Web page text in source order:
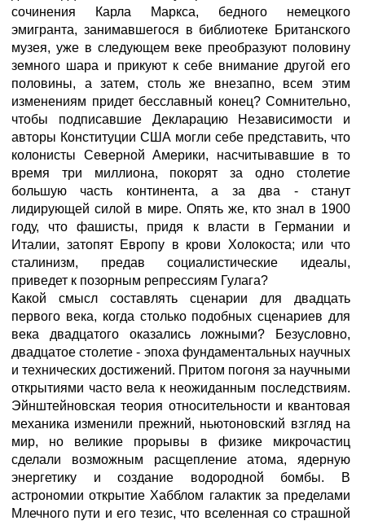
сочинения Карла Маркса, бедного немецкого
эмигранта, занимавшегося в библиотеке Британского
музея, уже в следующем веке преобразуют половину
земного шара и прикуют к себе внимание другой его
половины, а затем, столь же внезапно, всем этим
изменениям придет бесславный конец? Сомнительно,
чтобы подписавшие Декларацию Независимости и
авторы Конституции США могли себе представить, что
колонисты Северной Америки, насчитывавшие в то
время три миллиона, покорят за одно столетие
большую часть континента, а за два - станут
лидирующей силой в мире. Опять же, кто знал в 1900
году, что фашисты, придя к власти в Германии и
Италии, затопят Европу в крови Холокоста; или что
сталинизм, предав социалистические идеалы,
приведет к позорным репрессиям Гулага?
Какой смысл составлять сценарии для двадцать
первого века, когда столько подобных сценариев для
века двадцатого оказались ложными? Безусловно,
двадцатое столетие - эпоха фундаментальных научных
и технических достижений. Притом погоня за научными
открытиями часто вела к неожиданным последствиям.
Эйнштейновская теория относительности и квантовая
механика изменили прежний, ньютоновский взгляд на
мир, но великие прорывы в физике микрочастиц
сделали возможным расщепление атома, ядерную
энергетику и создание водородной бомбы. В
астрономии открытие Хабблом галактик за пределами
Млечного пути и его тезис, что вселенная со страшной